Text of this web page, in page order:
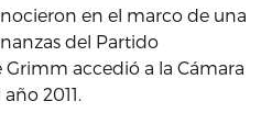
en el marco de una
del Partido
accedió a la Cámara
2011.